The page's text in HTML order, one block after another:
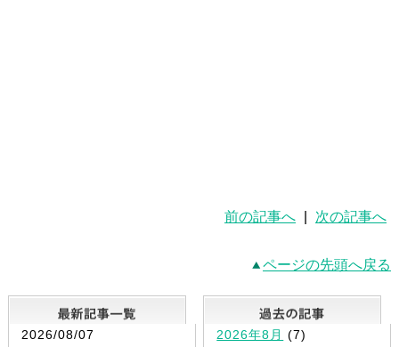
前の記事へ 次の記事へ
ページの先頭へ戻る
最新記事一覧
2026/08/07
2026年8月 (7)